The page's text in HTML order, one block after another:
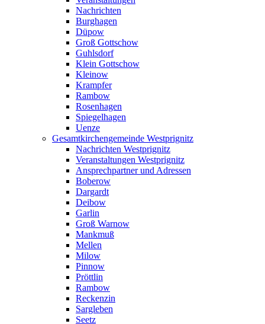
Nachrichten
Burghagen
Düpow
Groß Gottschow
Guhlsdorf
Klein Gottschow
Kleinow
Krampfer
Rambow
Rosenhagen
Spiegelhagen
Uenze
Gesamtkirchengemeinde Westprignitz
Nachrichten Westprignitz
Veranstaltungen Westprignitz
Ansprechpartner und Adressen
Boberow
Dargardt
Deibow
Garlin
Groß Warnow
Mankmuß
Mellen
Milow
Pinnow
Pröttlin
Rambow
Reckenzin
Sargleben
Seetz